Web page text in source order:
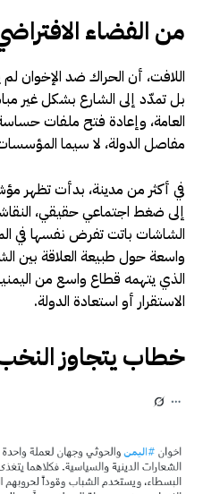
من الفضاء
اللافت، أن الحراك ضد الإخوان
بل تمدّد إلى الشارع بشكل غير
العامة، وإعادة فتح ملفات
مفاصل الدولة، لا سيما
في أكثر من مدينة، بدأت تظهر
إلى ضغط اجتماعي حقيقي،
الشاشات باتت تفرض نفسها في
واسعة حول طبيعة العلاقة بين
الذي يتهمه قطاع واسع من
الاستقرار أو استعادة الدولة.
خطاب يتجاوز